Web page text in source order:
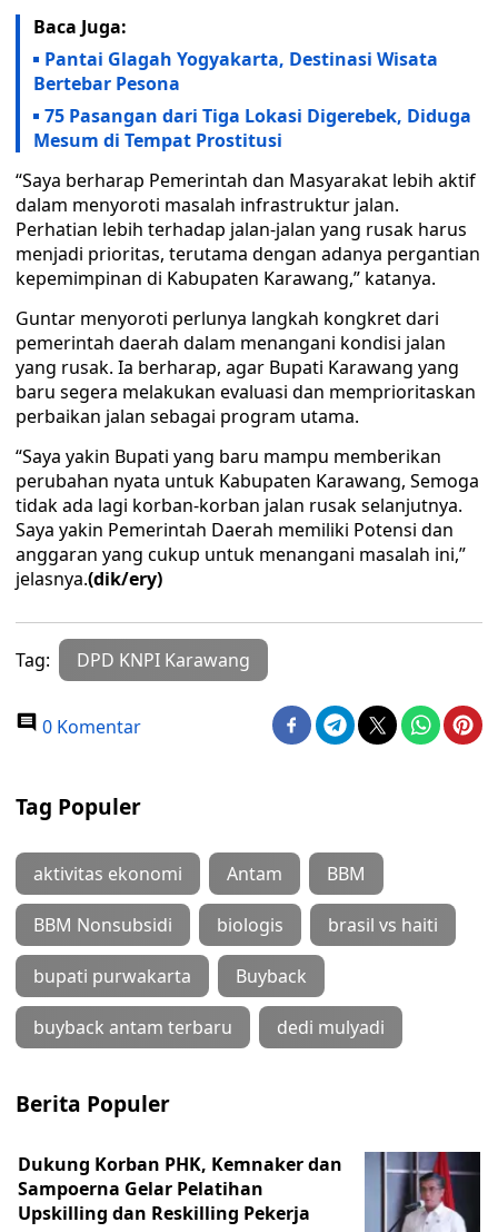
Baca Juga:
Pantai Glagah Yogyakarta, Destinasi Wisata
Bertebar Pesona
75 Pasangan dari Tiga Lokasi Digerebek, Diduga
Mesum di Tempat Prostitusi
“Saya berharap Pemerintah dan Masyarakat lebih aktif
dalam menyoroti masalah infrastruktur jalan.
Perhatian lebih terhadap jalan-jalan yang rusak harus
menjadi prioritas, terutama dengan adanya pergantian
kepemimpinan di Kabupaten Karawang,” katanya.
Guntar menyoroti perlunya langkah kongkret dari
pemerintah daerah dalam menangani kondisi jalan
yang rusak. Ia berharap, agar Bupati Karawang yang
baru segera melakukan evaluasi dan memprioritaskan
perbaikan jalan sebagai program utama.
“Saya yakin Bupati yang baru mampu memberikan
perubahan nyata untuk Kabupaten Karawang, Semoga
tidak ada lagi korban-korban jalan rusak selanjutnya.
Saya yakin Pemerintah Daerah memiliki Potensi dan
anggaran yang cukup untuk menangani masalah ini,”
jelasnya.(dik/ery)
Tag: DPD KNPI Karawang
0 Komentar
Tag Populer
aktivitas ekonomi Antam BBM
BBM Nonsubsidi biologis brasil vs haiti
bupati purwakarta Buyback
buyback antam terbaru dedi mulyadi
Berita Populer
Dukung Korban PHK, Kemnaker dan
Sampoerna Gelar Pelatihan
Upskilling dan Reskilling Pekerja